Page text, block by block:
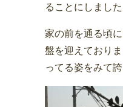
ることにしました
家の前を通る頃
盤を迎えており
ってる姿をみて